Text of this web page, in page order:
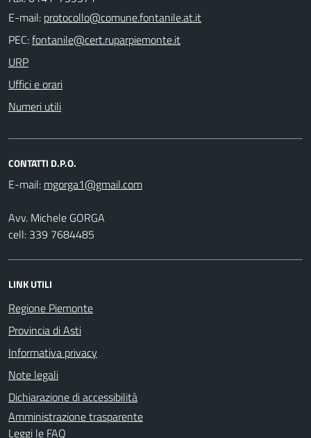
E-mail:
PEC:
URP
Uffici e orari
Numeri utili
CONTATTI D.P.O.
E-mail:
Avv. Michele GORGA
cell: 339 7684485
LINK UTILI
Regione Piemonte
Provincia di Asti
Informativa privacy
Note legali
Dichiarazione di accessibilità
Amministrazione trasparente
Leggi le FAQ